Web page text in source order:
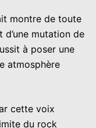
montre de toute
mutation de
à poser une
atmosphère
cette voix
du rock